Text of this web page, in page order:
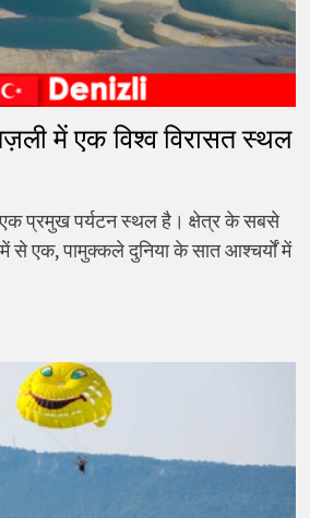
में एक विश्व विरासत स्थल
एक प्रमुख पर्यटन स्थल है। क्षेत्र के सबसे
से एक, पामुक्कले दुनिया के सात आश्चर्यों में